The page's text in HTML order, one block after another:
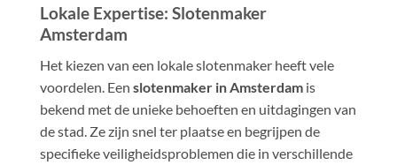
Lokale Expertise: Slotenmaker
Amsterdam
Het kiezen van een lokale slotenmaker heeft vele
voordelen. Een slotenmaker in Amsterdam is
bekend met de unieke behoeften en uitdagingen van
de stad. Ze zijn snel ter plaatse en begrijpen de
specifieke veiligheidsproblemen die in verschillende